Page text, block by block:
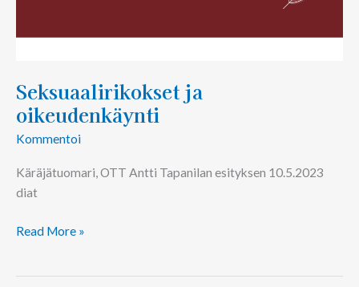
Seksuaalirikokset ja
oikeudenkäynti
Kommentoi
Käräjätuomari, OTT Antti Tapanilan esityksen 10.5.2023
diat
Read More »